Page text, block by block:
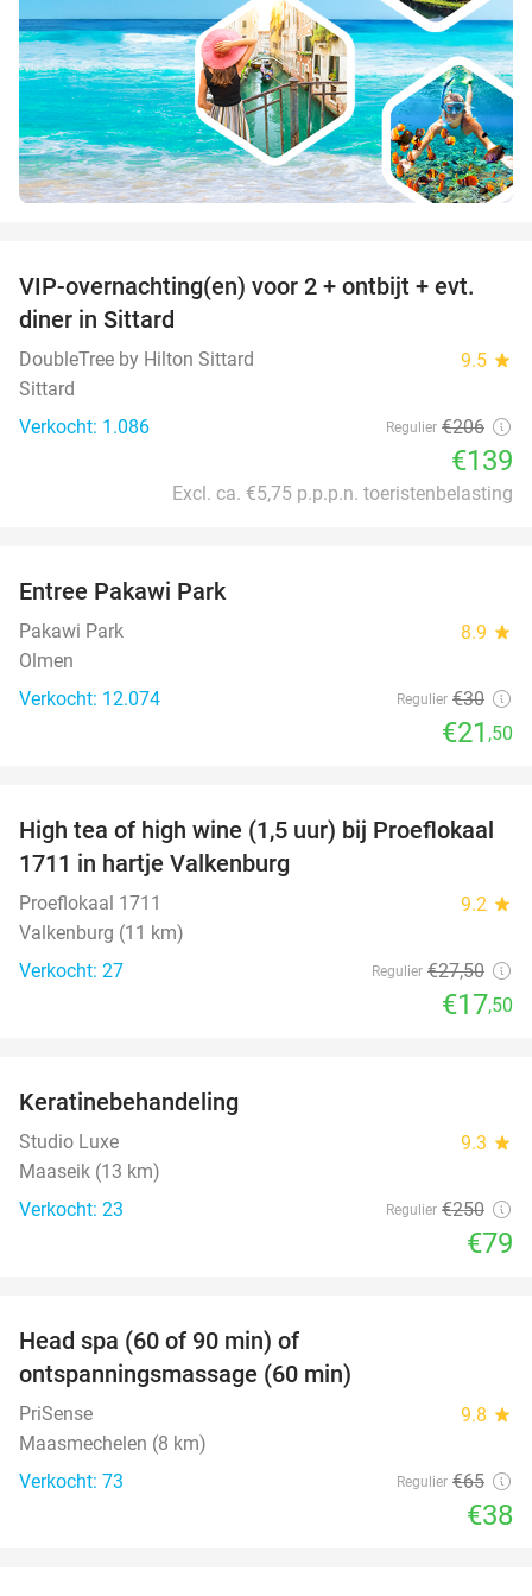
33%
VIP-overnachting(en) voor 2 + ontbijt + evt.
diner in Sittard
DoubleTree by Hilton Sittard 9.5 star
Sittard
Verkocht: 1.086
Regulier €206
€139
Excl. ca. €5,75 p.p.p.n. toeristenbelasting
Entree Pakawi Park
Pakawi Park 8.9 star
Olmen
Verkocht: 12.074
Regulier €30
€21 ,50
36%
High tea of high wine (1,5 uur) bij Proeflokaal
1711 in hartje Valkenburg
Proeflokaal 1711 9.2 star
Valkenburg (11 km)
Verkocht: 27
Regulier €27,50
€17,50
Keratinebehandeling
Studio Luxe 9.3 star
Maaseik (13 km)
Verkocht: 23
Regulier €250
€79
Head spa (60 of 90 min) of
ontspanningsmassage (60 min)
PriSense 9.8 star
Maasmechelen (8 km)
Verkocht: 73
Regulier €65
€38